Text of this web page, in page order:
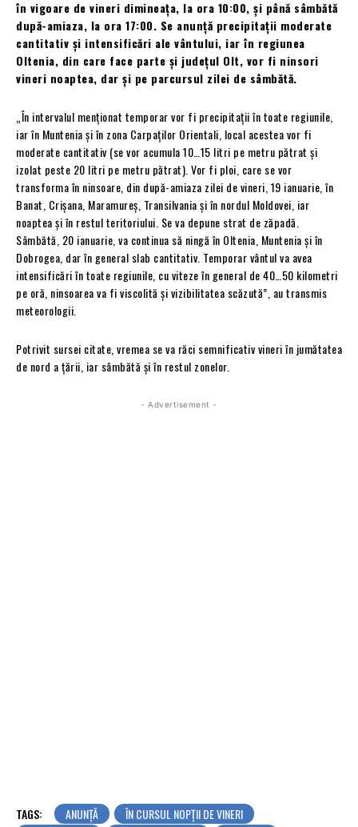
în vigoare de vineri dimineața, la ora 10:00, și până sâmbătă
după-amiaza, la ora 17:00. Se anunță precipitații moderate
cantitativ și intensificări ale vântului, iar în regiunea
Oltenia, din care face parte și județul Olt, vor fi ninsori
vineri noaptea, dar și pe parcursul zilei de sâmbătă.
„În intervalul menționat temporar vor fi precipitații în toate regiunile,
iar în Muntenia și în zona Carpaților Orientali, local acestea vor fi
moderate cantitativ (se vor acumula 10…15 litri pe metru pătrat și
izolat peste 20 litri pe metru pătrat). Vor fi ploi, care se vor
transforma în ninsoare, din după-amiaza zilei de vineri, 19 ianuarie, în
Banat, Crișana, Maramureș, Transilvania și în nordul Moldovei, iar
noaptea și în restul teritoriului. Se va depune strat de zăpadă.
Sâmbătă, 20 ianuarie, va continua să ningă în Oltenia, Muntenia și în
Dobrogea, dar în general slab cantitativ. Temporar vântul va avea
intensificări în toate regiunile, cu viteze în general de 40…50 kilometri
pe oră, ninsoarea va fi viscolită și vizibilitatea scăzută”, au transmis
meteorologii.
Potrivit sursei citate, vremea se va răci semnificativ vineri în jumătatea
de nord a țării, iar sâmbătă și în restul zonelor.
- Advertisement -
TAGS: ANUNȚĂ
ÎN CURSUL NOPȚII DE VINERI